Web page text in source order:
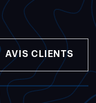
AVIS CLIENTS